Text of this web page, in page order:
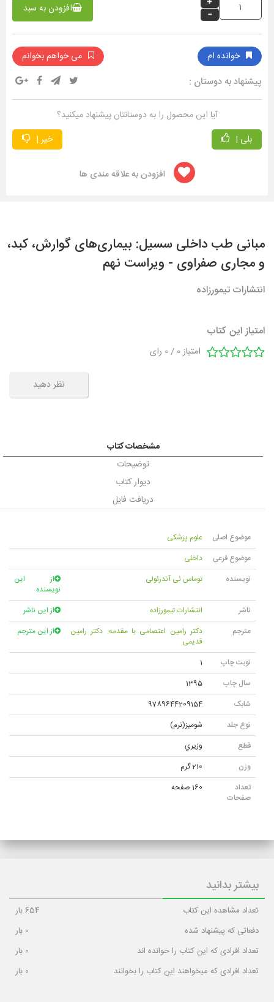
افزودن به سبد
خوانده ام می خواهم بخوانم
پیشنهاد به دوستان :
آیا این محصول را به دوستانتان پیشنهاد میکنید؟
بلی |
خیر |
افزودن به علاقه مندی ها
مبانی طب داخلی سسیل: بیماری‌های گوارش، کبد،
و مجاری صفراوی - ویراست نهم
انتشارات تیمورزاده
امتیاز این کتاب
امتیاز0
/
0 رای
نظر دهید
مشخصات کتاب
توضیحات
دیوار کتاب
دریافت فایل
موضوع اصلی
علوم پزشکی
موضوع فرعی
داخلی
نویسنده
توماس ئی آندرئولی
از این
نویسنده
ناشر
انتشارات تیمورزاده
از این ناشر
مترجم
دکتر رامین اعتصامی با مقدمه: دکتر رامین
قدیمی
از این مترجم
نوبت چاپ
1
سال چاپ
1395
شابک
9789644209154
نوع جلد
شومیز(نرم)
قطع
وزيري
وزن
210 گرم
تعداد
صفحات
160 صفحه
بیشتر بدانید
تعداد مشاهده این کتاب 654بار
دفعاتی که پیشنهاد شده
0 بار
تعداد افرادی که این کتاب را خوانده اند
0 بار
تعداد افرادی که میخواهند این کتاب را بخوانند
0 بار